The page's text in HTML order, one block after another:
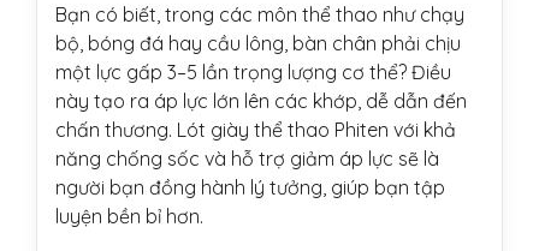
Bạn có biết, trong các môn thể thao như chạy
bộ, bóng đá hay cầu lông, bàn chân phải chịu
một lực gấp 3–5 lần trọng lượng cơ thể? Điều
này tạo ra áp lực lớn lên các khớp, dễ dẫn đến
chấn thương. Lót giày thể thao Phiten với khả
năng chống sốc và hỗ trợ giảm áp lực sẽ là
người bạn đồng hành lý tưởng, giúp bạn tập
luyện bền bỉ hơn.